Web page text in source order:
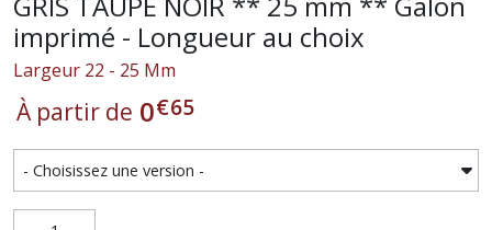
imprimé - Longueur au choix
Largeur 22 - 25 Mm
À partir de 0€65